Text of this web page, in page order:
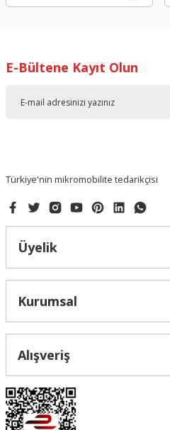
E-Bültene Kayıt Olun
Türkiye'nin mikromobilite tedarikçisi
Üyelik
Kurumsal
Alışveriş